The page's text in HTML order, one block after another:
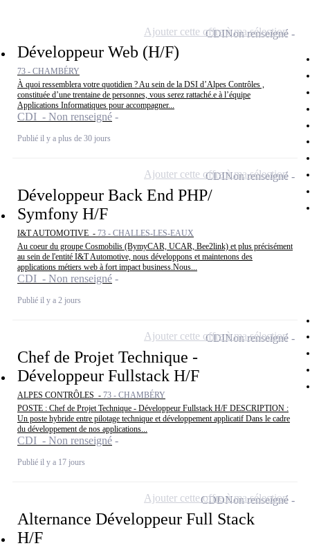
Développeur Web (H/F)
73 - CHAMBÉRY
À quoi ressemblera votre quotidien ? Au sein de la DSI d’Alpes Contrôles ,
constituée d’une trentaine de personnes, vous serez rattaché.e à l’équipe
Applications Informatiques pour accompagner...
CDI - Non renseigné
Publié il y a plus de 30 jours
CDINon renseigné
Ajouter cette offre à ma sélection
Développeur Back End PHP/
Symfony H/F
I&T AUTOMOTIVE - 73 - CHALLES-LES-EAUX
Au coeur du groupe Cosmobilis (BymyCAR, UCAR, Bee2link) et plus précisément
au sein de l'entité I&T Automotive, nous développons et maintenons des
applications métiers web à fort impact business.Nous...
CDI - Non renseigné
Publié il y a 2 jours
CDINon renseigné
Ajouter cette offre à ma sélection
Chef de Projet Technique -
Développeur Fullstack H/F
ALPES CONTRÔLES - 73 - CHAMBÉRY
POSTE : Chef de Projet Technique - Développeur Fullstack H/F DESCRIPTION :
Un poste hybride entre pilotage technique et développement applicatif Dans le cadre
du développement de nos applications...
CDI - Non renseigné
Publié il y a 17 jours
CDINon renseigné
Ajouter cette offre à ma sélection
Alternance Développeur Full Stack
H/F
CDDNon renseigné
Ajouter cette offre à ma sélection